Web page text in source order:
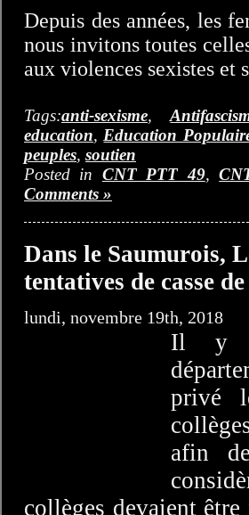
Depuis des années, les
nous invitons toutes
aux violences sexistes et
Tags:anti-sexisme,
education, Education
peuples, soutien
Posted in CNT PTT 49,
Comments »
Dans le Saumurois,
tentatives de casse
lundi, novembre 19th, 2018
Il y a
privé
afin
collèges devaient